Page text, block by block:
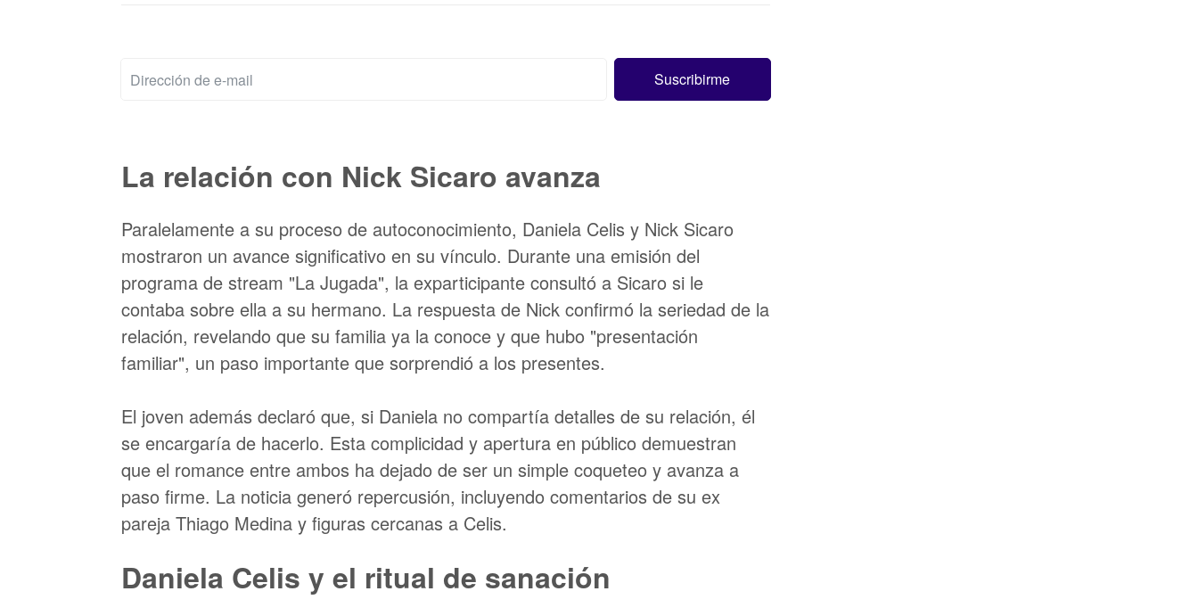
La relación con Nick Sicaro avanza
Paralelamente a su proceso de autoconocimiento, Daniela Celis y Nick Sicaro
mostraron un avance significativo en su vínculo. Durante una emisión del
programa de stream "La Jugada", la exparticipante consultó a Sicaro si le
contaba sobre ella a su hermano. La respuesta de Nick confirmó la seriedad de la
relación, revelando que su familia ya la conoce y que hubo "presentación
familiar", un paso importante que sorprendió a los presentes.
El joven además declaró que, si Daniela no compartía detalles de su relación, él
se encargaría de hacerlo. Esta complicidad y apertura en público demuestran
que el romance entre ambos ha dejado de ser un simple coqueteo y avanza a
paso firme. La noticia generó repercusión, incluyendo comentarios de su ex
pareja Thiago Medina y figuras cercanas a Celis.
Daniela Celis y el ritual de sanación